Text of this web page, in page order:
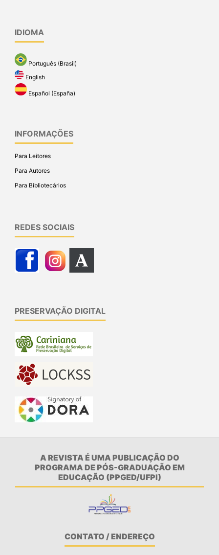
IDIOMA
Português (Brasil)
English
Español (España)
INFORMAÇÕES
Para Leitores
Para Autores
Para Bibliotecários
REDES SOCIAIS
PRESERVAÇÃO DIGITAL
A REVISTA É UMA PUBLICAÇÃO DO
PROGRAMA DE PÓS-GRADUAÇÃO EM
EDUCAÇÃO (PPGED/UFPI)
CONTATO / ENDEREÇO